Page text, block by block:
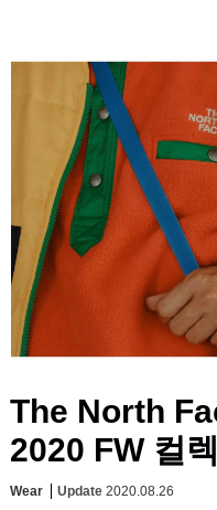
The North
2020 FW 컬
Wear Update 2020.08.26